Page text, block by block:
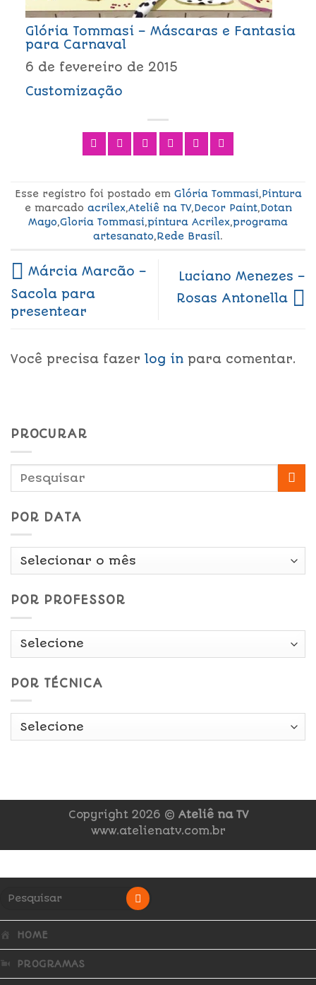
Glória Tommasi – Máscaras e Fantasia
para Carnaval
6 de fevereiro de 2015
Customização
Esse registro foi postado em Glória Tommasi,Pintura
e marcado acrilex,Ateliê na TV,Decor Paint,Dotan
Mayo,Gloria Tommasi,pintura Acrilex,programa
artesanato,Rede Brasil.
Márcia Marcão –
Sacola para
presentear
Luciano Menezes –
Rosas Antonella
Você precisa fazer log in para comentar.
PROCURAR
POR DATA
Por
POR PROFESSOR
POR TÉCNICA
Copyright 2026 © Ateliê na TV
www.atelienatv.com.br
HOME
PROGRAMAS